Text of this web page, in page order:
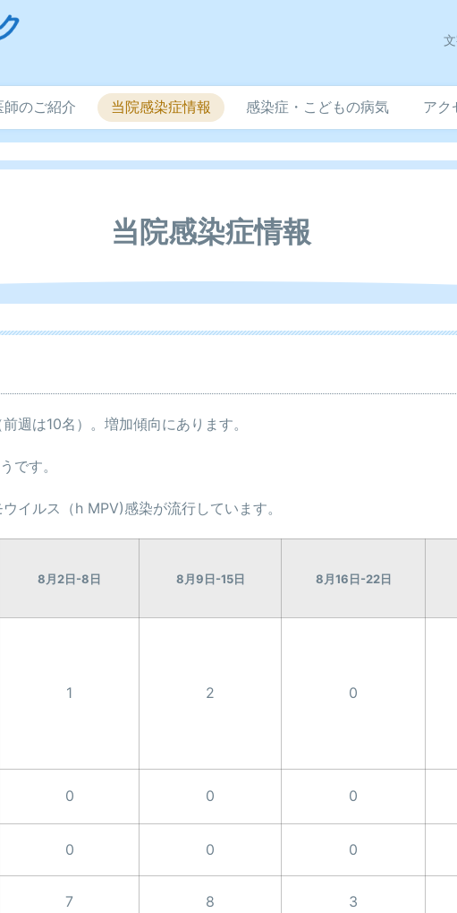
師のご紹介 当院感染症情報 感染症・こどもの病気 アク
当院感染症情報
週は10名）。増加傾向にあります。
です。
イルス（h MPV)感染が流行しています。
8月2日-8日 8月9日-15日 8月16日-22日
1 2 0
0 0 0
0 0 0
7 8 3